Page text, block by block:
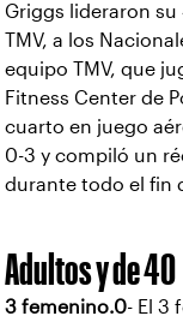
Griggs lideraron
TMV, a los
equipo TMV, que
Fitness Center de
cuarto en juego
0-3 y compiló un
durante todo el fin
Adultos y de 40
3 femenino.0- El 3